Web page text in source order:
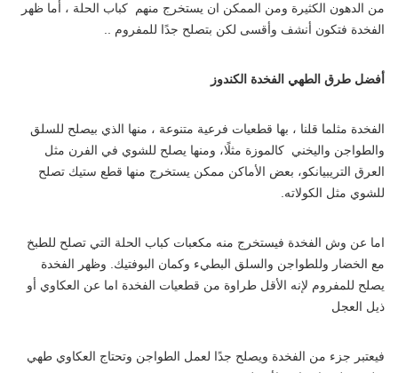
من الدهون الكثيرة ومن الممكن ان يستخرج منهم كباب الحلة ، أما ظهر
الفخدة فتكون أنشف وأقسى لكن بتصلح جدًا للمفروم ..
أفضل طرق الطهي الفخدة الكندوز
الفخدة مثلما قلنا ، بها قطعيات فرعية متنوعة ، منها الذي بيصلح للسلق
والطواجن واليخني كالموزة مثلًا، ومنها يصلح للشوي في الفرن مثل
العرق التريبيانكو، بعض الأماكن ممكن يستخرج منها قطع ستيك تصلح
للشوي مثل الكولاته.
اما عن وش الفخدة فيستخرج منه مكعبات كباب الحلة التي تصلح للطبخ
مع الخضار وللطواجن والسلق البطيء وكمان البوفتيك. وظهر الفخدة
يصلح للمفروم لإنه الأقل طراوة من قطعيات الفخدة اما عن العكاوي أو
ذيل العجل
فيعتبر جزء من الفخدة ويصلح جدًا لعمل الطواجن وتحتاج العكاوي طهي